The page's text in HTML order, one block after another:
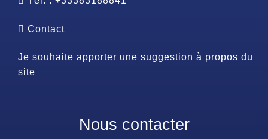
Contact
Je souhaite apporter une suggestion à propos du
site
Nous contacter